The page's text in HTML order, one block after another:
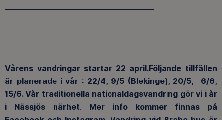
Vårens vandringar startar 22 april.Följande tillfällen
är planerade i vår : 22/4, 9/5 (Blekinge), 20/5, 6/6,
15/6. Vår traditionella nationaldagsvandring gör vi i år
i Nässjös närhet. Mer info kommer finnas på